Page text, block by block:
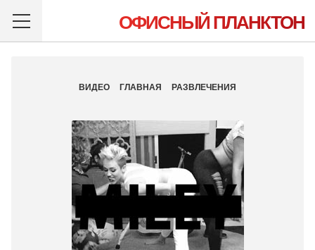
ОФИСНЫЙ ПЛАНКТОН
ВИДЕО ГЛАВНАЯ РАЗВЛЕЧЕНИЯ